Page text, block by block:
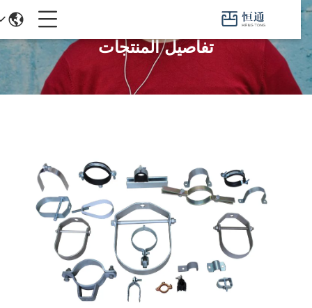
تفاصيل المنتجات